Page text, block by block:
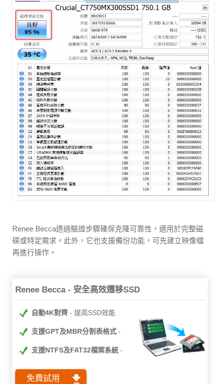
Renee Becca透過驗證步驟確保克隆可靠性，適用於完整磁
碟或特定需求。此外，它也支援備份功能，可先建立映像檔
再進行操作。
Renee Becca - 安全高效遷移SSD
自動4K對齊 提高SSD效能
支援GPT及MBR分割表格式
支援NTFS及FAT32檔案系統
免費試用